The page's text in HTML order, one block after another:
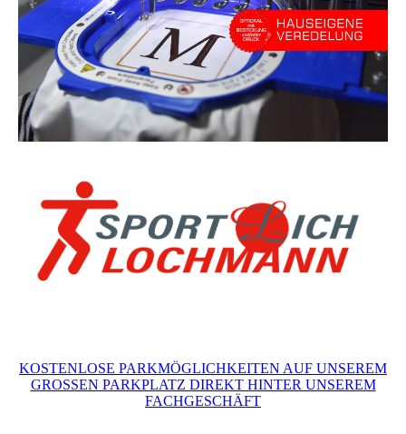
KOSTENLOSE PARKMÖGLICHKEITEN AUF UNSEREM
GROSSEN PARKPLATZ DIREKT HINTER UNSEREM
FACHGESCHÄFT